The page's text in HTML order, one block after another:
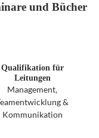
und Bücher
Qualifikation für
Leitungen
Management,
&
Kommunikation